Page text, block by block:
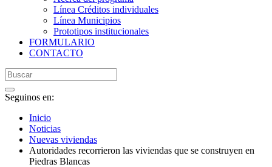
Línea Créditos individuales
Línea Municipios
Prototipos institucionales
FORMULARIO
CONTACTO
Seguinos en:
Inicio
Noticias
Nuevas viviendas
Autoridades recorrieron las viviendas que se construyen en
Piedras Blancas